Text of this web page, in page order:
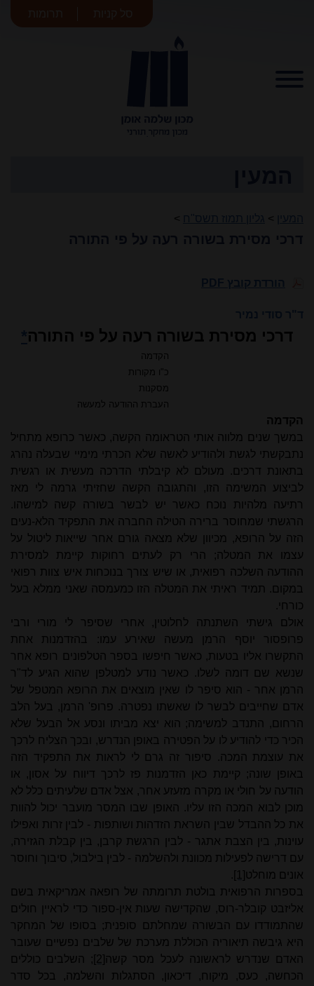
>
>
דרכי מסירת בשורה רעה על פי התורה
הקדמה
כ"ו מקורות
מסקנות
העברת ההודעה למעשה
הקדמה
במשך שנים מלווה אותי הטראומה הקשה, כאשר כרופא מתחיל
נתבקשתי לגשת ולהודיע לאשה שלא הכרתי מימיי שבעלה נהרג
בתאונת דרכים. מעולם לא קיבלתי הדרכה מעשית או רגשית
לביצוע המשימה הזו, והתגובה הקשה שחזיתי גרמה לי מאז
רתיעה מלהיות נוכח כאשר יש לבשר בשורה קשה למישהו.
הרגשתי שמחוסר ברירה הטילה החברה את התפקיד הלא-נעים
הזה על הרופא, מכיוון שלא מצאה גורם אחר שייאות ליטול על
עצמו את המטלה; הרי רק לעתים רחוקות קיימת למסירת
ההודעה השלכה רפואית, או שיש צורך בנוכחות איש צוות רפואי
במקום. תמיד ראיתי את המטלה הזו כמעמסה שאני ממלא בעל
כורחי.
אולם גישתי השתנתה לחלוטין, אחרי שסיפר לי מורי ורבי
פרופסור יוסף הרמן מעשה שאירע עמו: בהזדמנות אחת
התקשרו אליו בטעות, כאשר חיפשו בספר הטלפונים רופא אחר
שנשא שם דומה לשלו. כאשר נודע למטלפן שהוא הגיע לד"ר
הרמן אחר - הוא סיפר לו שאין מוצאים את הרופא המטפל של
אדם שחייבים לבשר לו שאשתו נפטרה. פרופ' הרמן, בעל הלב
הרחום, התנדב למשימה; הוא יצא מביתו ונסע אל הבעל שלא
הכיר כדי להודיע לו על הפטירה באופן הנדרש, ובכך הצליח לרכך
את עוצמת המכה. סיפור זה גרם לי לראות את התפקיד הזה
באופן שונה; קיימת כאן הזדמנות פז לרכך דיווח על אסון, או
הודעה על חולי או מקרה מזעזע אחר, אצל אדם שלעיתים כלל לא
מוכן לבוא המכה הזו עליו. האופן שבו המסר מועבר יכול להוות
את כל ההבדל שבין השראת הזדהות ושותפות - לבין זרות ואפילו
עוינות, בין הצבת אתגר - לבין הרגשת קרבן, בין קבלת הגזירה,
עם דרישה לפעילות מכוונת ולהשלמה - לבין בילבול, סיבוך וחוסר
אונים מוחלט [1]
.
בספרות הרפואית בולטת תרומתה של רופאה אמריקאית בשם
אליזבט קובלר-רוס, שהקדישה שעות אין-ספור כדי לראיין חולים
שהתמודדו עם הבשורה שמחלתם סופנית; בסופו של המחקר
היא גיבשה תיאוריה הכוללת מערכת של שלבים נפשיים שעובר
האדם שנדרש לראשונה לעכל מסר קשה [2] ; השלבים כוללים
הכחשה, כעס, מיקוח, דיכאון, הסתגלות והשלמה, בכל סדר